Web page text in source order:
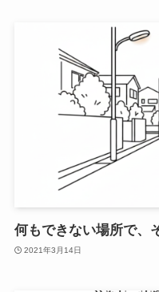
何もできない場所で、
2021年3月14日